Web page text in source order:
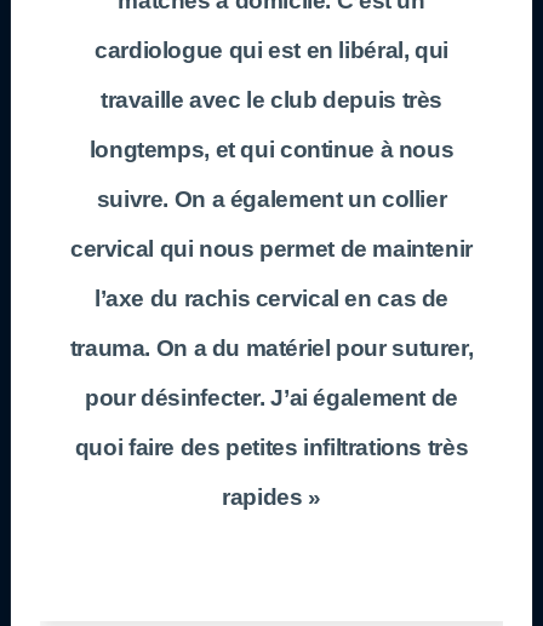
cardiologue qui est en libéral, qui
travaille avec le club depuis très
longtemps, et qui continue à nous
suivre. On a également un collier
cervical qui nous permet de maintenir
l’axe du rachis cervical en cas de
trauma. On a du matériel pour suturer,
pour désinfecter. J’ai également de
quoi faire des petites infiltrations très
rapides »